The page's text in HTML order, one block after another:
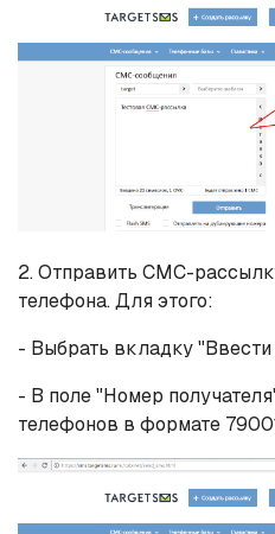
2. Отправить СМС-
телефона. Для этого:
- Выбрать вкладку
- В поле "Номер
телефонов в формате